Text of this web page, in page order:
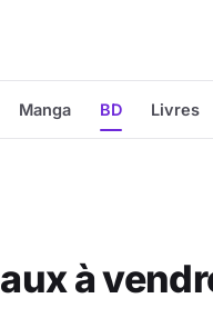
Manga BD Livres
à